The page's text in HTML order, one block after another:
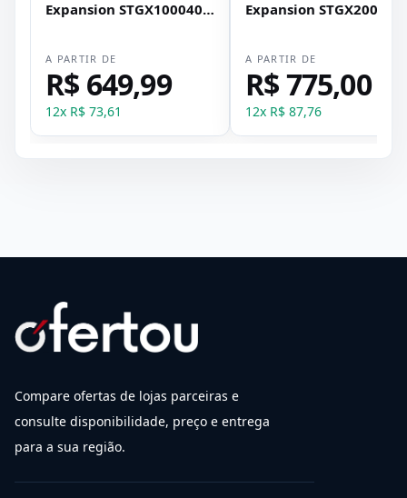
Expansion STGX1000400
A PARTIR DE
R$ 649,99
12x R$ 73,61
Expansion
A PARTIR DE
R$ 775,00
12x R$ 87,76
Compare ofertas de lojas parceiras e
consulte disponibilidade, preço e entrega
para a sua região.